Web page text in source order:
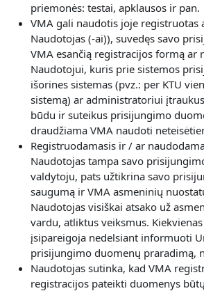
priemonės: testai, apklausos ir pan.
VMA gali naudotis joje registruotas
Naudotojas (-ai)), suvedęs savo
VMA esančią registracijos formą ar
Naudotojui, kuris prie sistemos
išorines sistemas (pvz.: per KTU
sistemą) ar administratoriui
būdu ir suteikus prisijungimo
draudžiama VMA naudoti
Registruodamasis ir / ar
Naudotojas tampa savo
valdytoju, pats užtikrina savo
saugumą ir VMA asmeninių
Naudotojas visiškai atsako už
vardu, atliktus veiksmus.
įsipareigoja nedelsiant informuoti
prisijungimo duomenų praradimą,
Naudotojas sutinka, kad VMA
registracijos pateikti duomenys